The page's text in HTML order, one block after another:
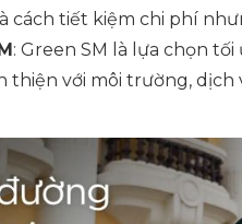
cách tiết kiệm chi phí
: Green SM là lựa chọn
thiện với môi trường,